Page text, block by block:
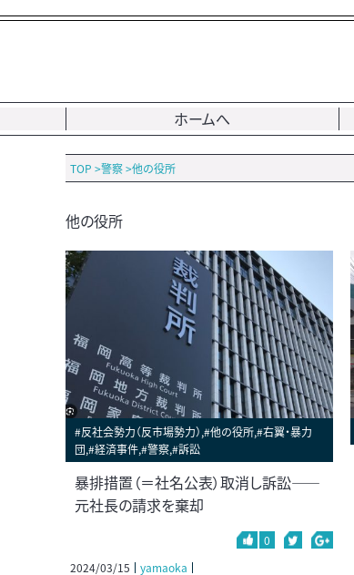
ホームへ
TOP >警察>他の役所
他の役所
#反社会勢力（反市場勢力）,#他の役所,#右翼・暴力
団,#経済事件,#警察,#訴訟
暴排措置（＝社名公表）取消し訴訟――
元社長の請求を棄却
0
2024/03/15
yamaoka